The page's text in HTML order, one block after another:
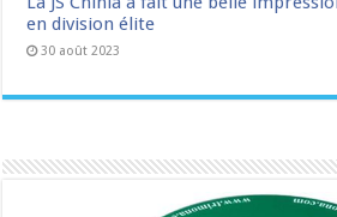
en division élite
30 août 2023